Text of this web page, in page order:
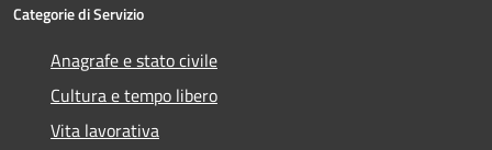
Categorie di Servizio
Anagrafe e stato civile
Cultura e tempo libero
Vita lavorativa